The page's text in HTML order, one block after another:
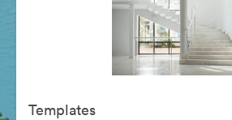
Templates